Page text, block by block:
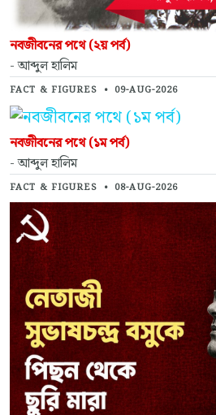
নবজীবনের পথে (২য় পর্ব)
- আব্দুল হালিম
FACT & FIGURES • 09-AUG-2026
নবজীবনের পথে (১ম পর্ব)
- আব্দুল হালিম
FACT & FIGURES • 08-AUG-2026